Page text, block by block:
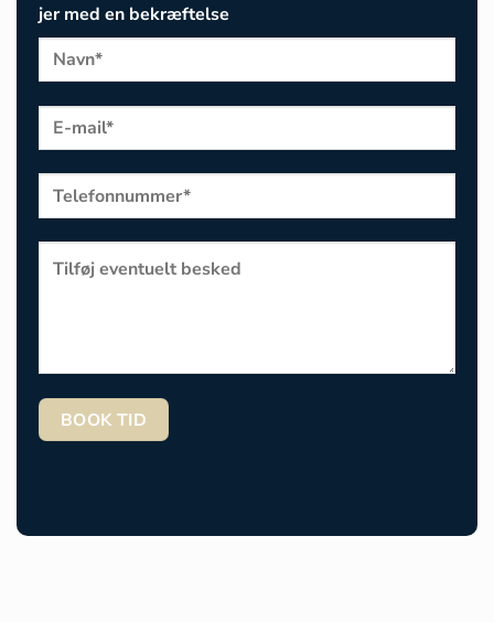
jer med en bekræftelse